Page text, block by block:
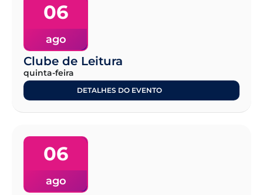
06
ago
Clube de Leitura
quinta-feira
DETALHES DO EVENTO
06
ago